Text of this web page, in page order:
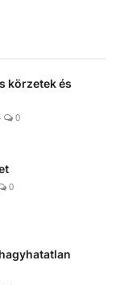
körzetek és
0
0